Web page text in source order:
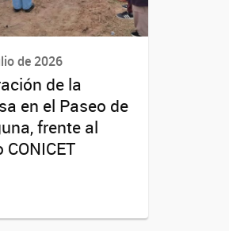
de 2026
de la
en el Paseo de
frente al
CONICET